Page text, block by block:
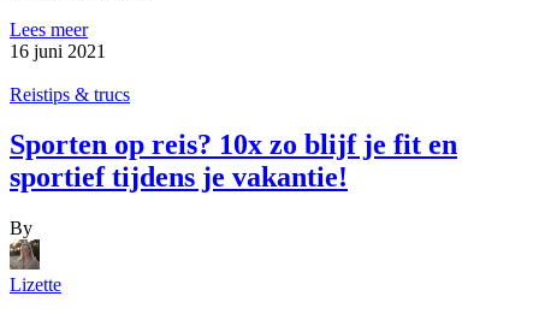
Lees meer
16 juni 2021
Reistips & trucs
Sporten op reis? 10x zo blijf je fit en
sportief tijdens je vakantie!
By
Lizette